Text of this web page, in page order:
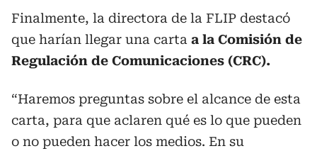
Finalmente, la directora de la FLIP destacó
que harían llegar una carta a la Comisión de
Regulación de Comunicaciones (CRC).
“Haremos preguntas sobre el alcance de esta
carta, para que aclaren qué es lo que pueden
o no pueden hacer los medios. En su